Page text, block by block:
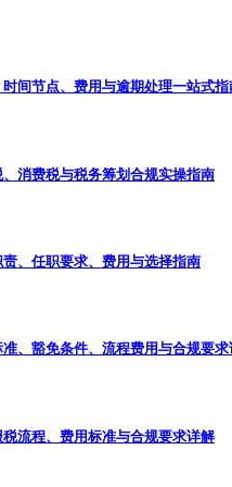
间节点、费用与逾期处理一站式指
消费税与税务筹划合规实操指南
、任职要求、费用与选择指南
、豁免条件、流程费用与合规要求
流程、费用标准与合规要求详解